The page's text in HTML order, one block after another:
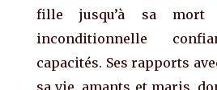
fille jusqu’à sa
inconditionnelle
capacités. Ses rapports
sa vie, amants et maris,